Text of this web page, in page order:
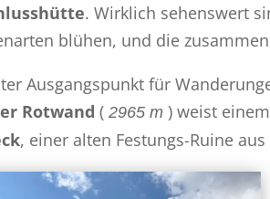
. Wirklich sehenswert
blühen, und die
Ausgangspunkt für
Rotwand (2965 m ) weist
, einer alten Festungs-Ruine